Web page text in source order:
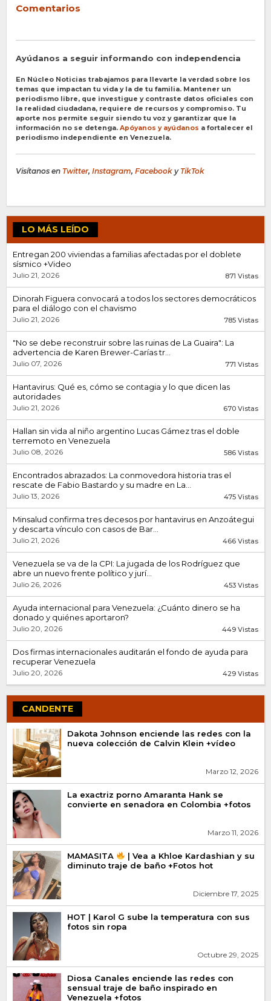
Comentarios
Ayúdanos a seguir informando con independencia
En Núcleo Noticias trabajamos para llevarte la verdad sobre los
temas que impactan tu vida y la de tu familia. Mantener un
periodismo libre, que investigue y contraste datos oficiales con
la realidad ciudadana, requiere de recursos y compromiso. Tu
aporte nos permite seguir siendo tu voz y garantizar que la
información no se detenga. Apóyanos y ayúdanos a fortalecer el
periodismo independiente en Venezuela.
Visítanos en Twitter, Instagram, Facebook y TikTok
LO MÁS LEÍDO
Entregan 200 viviendas a familias afectadas por el doblete
sísmico +Video
Julio 21, 2026 871 Vistas
Dinorah Figuera convocará a todos los sectores democráticos
para el diálogo con el chavismo
Julio 21, 2026 785 Vistas
"No se debe reconstruir sobre las ruinas de La Guaira": La
advertencia de Karen Brewer-Carías tr...
Julio 07, 2026 771 Vistas
Hantavirus: Qué es, cómo se contagia y lo que dicen las
autoridades
Julio 21, 2026 670 Vistas
Hallan sin vida al niño argentino Lucas Gámez tras el doble
terremoto en Venezuela
Julio 08, 2026 586 Vistas
Encontrados abrazados: La conmovedora historia tras el
rescate de Fabio Bastardo y su madre en La...
Julio 13, 2026 475 Vistas
Minsalud confirma tres decesos por hantavirus en Anzoátegui
y descarta vínculo con casos de Bar...
Julio 21, 2026 466 Vistas
Venezuela se va de la CPI: La jugada de los Rodríguez que
abre un nuevo frente político y jurí...
Julio 26, 2026 453 Vistas
Ayuda internacional para Venezuela: ¿Cuánto dinero se ha
donado y quiénes aportaron?
Julio 20, 2026 449 Vistas
Dos firmas internacionales auditarán el fondo de ayuda para
recuperar Venezuela
Julio 20, 2026 429 Vistas
CANDENTE
Dakota Johnson enciende las redes con la
nueva colección de Calvin Klein +vídeo
Marzo 12, 2026
La exactriz porno Amaranta Hank se
convierte en senadora en Colombia +fotos
Marzo 11, 2026
MAMASITA
| Vea a Khloe Kardashian y su
diminuto traje de baño +Fotos hot
Diciembre 17, 2025
HOT | Karol G sube la temperatura con sus
fotos sin ropa
Octubre 29, 2025
Diosa Canales enciende las redes con
sensual traje de baño inspirado en
Venezuela +fotos